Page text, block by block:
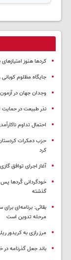
کردها هنوز
جایگاه مظلوم کوبانی
وجدان جهان در
نذر طبیعت در حمایت
احتمال تداوم
حزب دمکرات کردستان
کرد
آغاز اجرای توافق
خودگردانی کُردها
گذشته
بقائی: برنامه‌ای
مرحله تدوین است
مرز رازی به
باند جعل گذرنامه